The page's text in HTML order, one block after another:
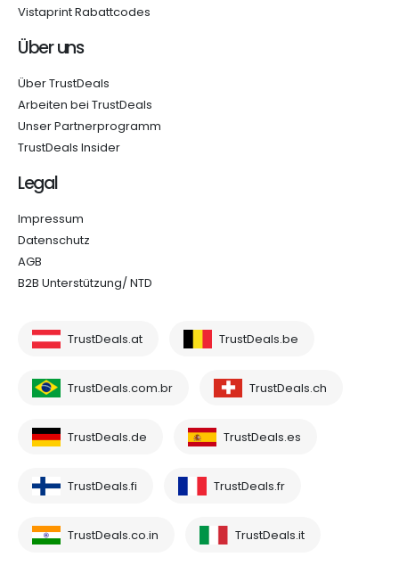
Vistaprint Rabattcodes
Über uns
Über TrustDeals
Arbeiten bei TrustDeals
Unser Partnerprogramm
TrustDeals Insider
Legal
Impressum
Datenschutz
AGB
B2B Unterstützung/ NTD
TrustDeals.at TrustDeals.be
TrustDeals.com.br TrustDeals.ch
TrustDeals.de TrustDeals.es
TrustDeals.fi TrustDeals.fr
TrustDeals.co.in TrustDeals.it